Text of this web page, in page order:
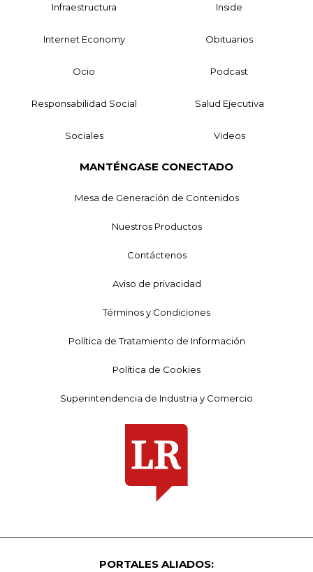
Infraestructura Inside
Internet Economy Obituarios
Ocio Podcast
Responsabilidad Social Salud Ejecutiva
Sociales Videos
MANTÉNGASE CONECTADO
Mesa de Generación de Contenidos
Nuestros Productos
Contáctenos
Aviso de privacidad
Términos y Condiciones
Política de Tratamiento de Información
Política de Cookies
Superintendencia de Industria y Comercio
PORTALES ALIADOS: